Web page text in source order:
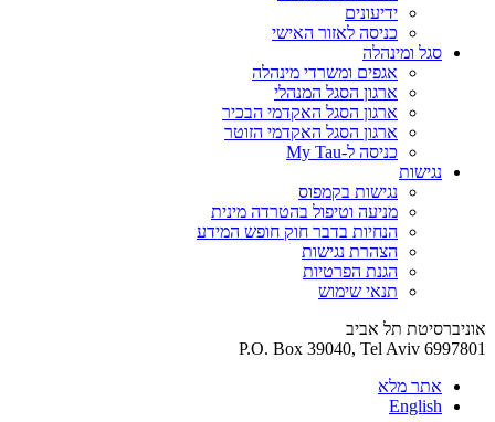
ידיעונים
כניסה לאזור האישי
סגל ומינהלה
אגפים ומשרדי מינהלה
ארגון הסגל המנהלי
ארגון הסגל האקדמי הבכיר
ארגון הסגל האקדמי הזוטר
כניסה ל-My Tau
נגישות
נגישות בקמפוס
מניעה וטיפול בהטרדה מינית
הנחיות בדבר חוק חופש המידע
הצהרת נגישות
הגנת הפרטיות
תנאי שימוש
אוניברסיטת תל אביב
P.O. Box 39040, Tel Aviv 6997801
אתר מלא
English